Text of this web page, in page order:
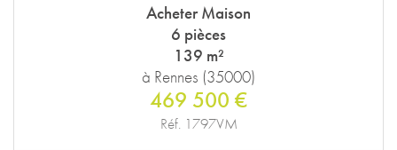
Acheter Maison
6 pièces
139 m²
à Rennes (35000)
469 500 €
Réf. 1797VM